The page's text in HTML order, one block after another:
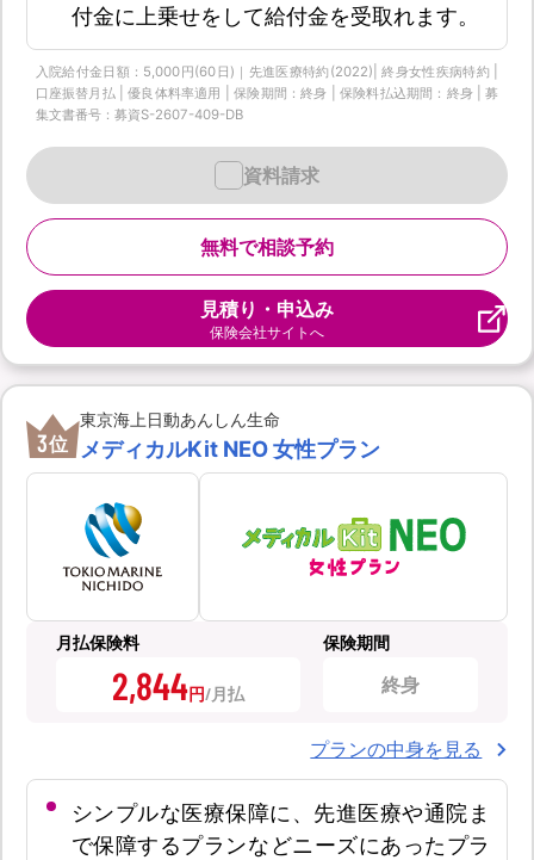
付金に上乗せをして給付金を受取れます。
入院給付金日額：5,000円(60日)｜先進医療特約(2022)| 終身女性疾病特約 |
口座振替月払 | 優良体料率適用 | 保険期間：終身 | 保険料払込期間：終身 | 募
集文書番号：募資S-2607-409-DB
無料で相談予約
資料請求
見積り・申込み
保険会社サイトへ
3位
東京海上日動あんしん生命
メディカルKit NEO 女性プラン
月払保険料
2,844円
保険期間
終身
プランの中身を見る
シンプルな医療保障に、先進医療や通院ま
で保障するプランなどニーズにあったプラ